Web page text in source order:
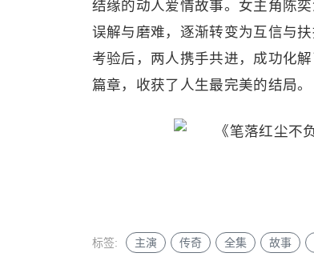
结缘的动人爱情故事。女主角陈
误解与磨难，逐渐转变为互信与
考验后，两人携手共进，成功化
篇章，收获了人生最完美的结局。
标签: 主演 传奇 全集 故事